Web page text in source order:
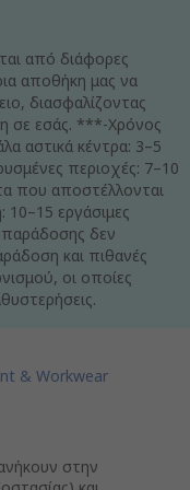
από διάφορες
αποθήκη μας να
διασφαλίζοντας
σε εσάς. ***-Χρόνος
αστικά κέντρα: 3–5
περιοχές: 7–10
που αποστέλλονται
εργάσιμες
δεν
και πιθανές
οι οποίες
& Workwear
στην